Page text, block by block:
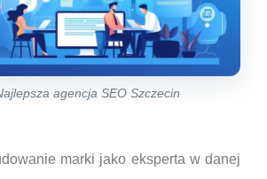
agencja SEO Szczecin
marki jako eksperta w danej